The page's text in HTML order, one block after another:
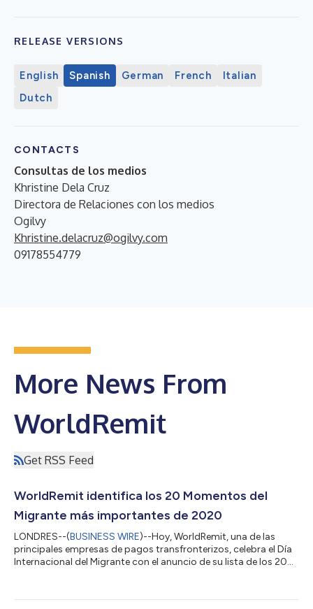
RELEASE VERSIONS
English Spanish German French
Italian
Dutch
CONTACTS
Consultas de los medios
Khristine Dela Cruz
Directora de Relaciones con los medios
Ogilvy
Khristine.delacruz@ogilvy.com
09178554779
More News From
WorldRemit
Get RSS Feed
WorldRemit identifica los 20 Momentos del
Migrante más importantes de 2020
LONDRES--(BUSINESS WIRE)--Hoy, WorldRemit, una de las
principales empresas de pagos transfronterizos, celebra el Día
Internacional del Migrante con el anuncio de su lista de los 20
repercusión en las comunidades de todo el mundo. Desde la